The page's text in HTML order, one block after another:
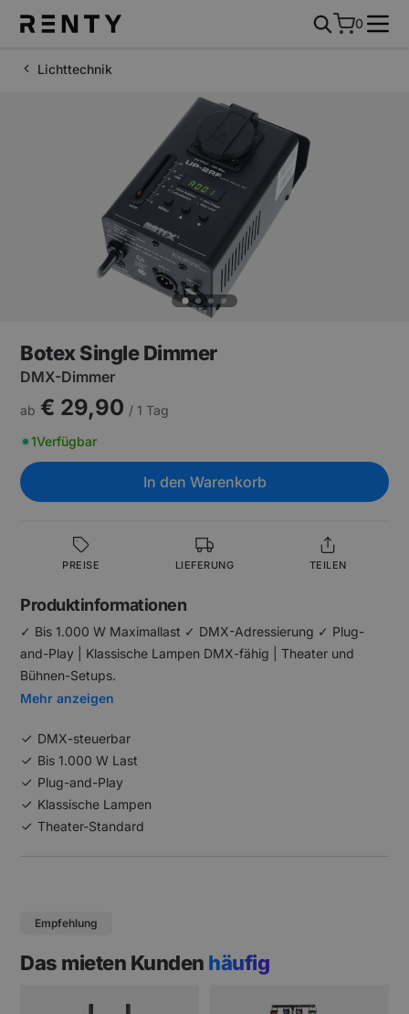
0
Lichttechnik
Botex Single Dimmer
DMX-Dimmer
ab € 29,90 / 1 Tag
1Verfügbar
In den Warenkorb
PREISE LIEFERUNG TEILEN
Produktinformationen
✓ Bis 1.000 W Maximallast ✓ DMX-Adressierung ✓ Plug-
and-Play | Klassische Lampen DMX-fähig | Theater und
Bühnen-Setups.
Mehr anzeigen
DMX-steuerbar
Bis 1.000 W Last
Plug-and-Play
Klassische Lampen
Theater-Standard
Empfehlung
Das mieten Kunden häufig